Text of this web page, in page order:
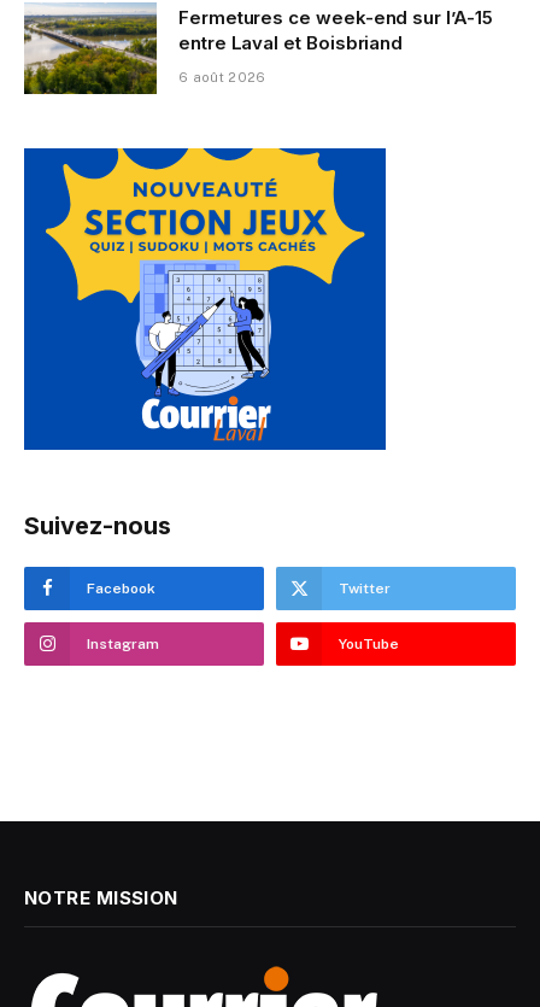
Fermetures ce week-end sur l’A-15
entre Laval et Boisbriand
6 août 2026
Suivez-nous
Facebook Twitter
Instagram YouTube
NOTRE MISSION